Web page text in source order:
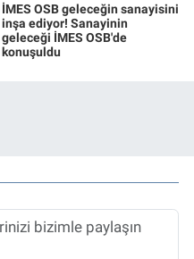
İMES OSB geleceğin sanayisini
inşa ediyor! Sanayinin
geleceği İMES OSB'de
konuşuldu